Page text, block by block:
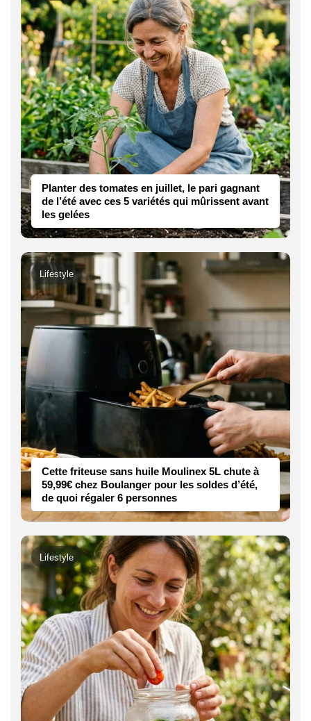
Planter des tomates en juillet, le pari gagnant
de l’été avec ces 5 variétés qui mûrissent avant
les gelées
Lifestyle
Cette friteuse sans huile Moulinex 5L chute à
59,99€ chez Boulanger pour les soldes d’été,
de quoi régaler 6 personnes
Lifestyle